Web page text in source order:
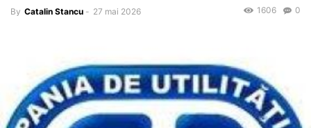
By Catalin Stancu - 27 mai 2026 0
1606